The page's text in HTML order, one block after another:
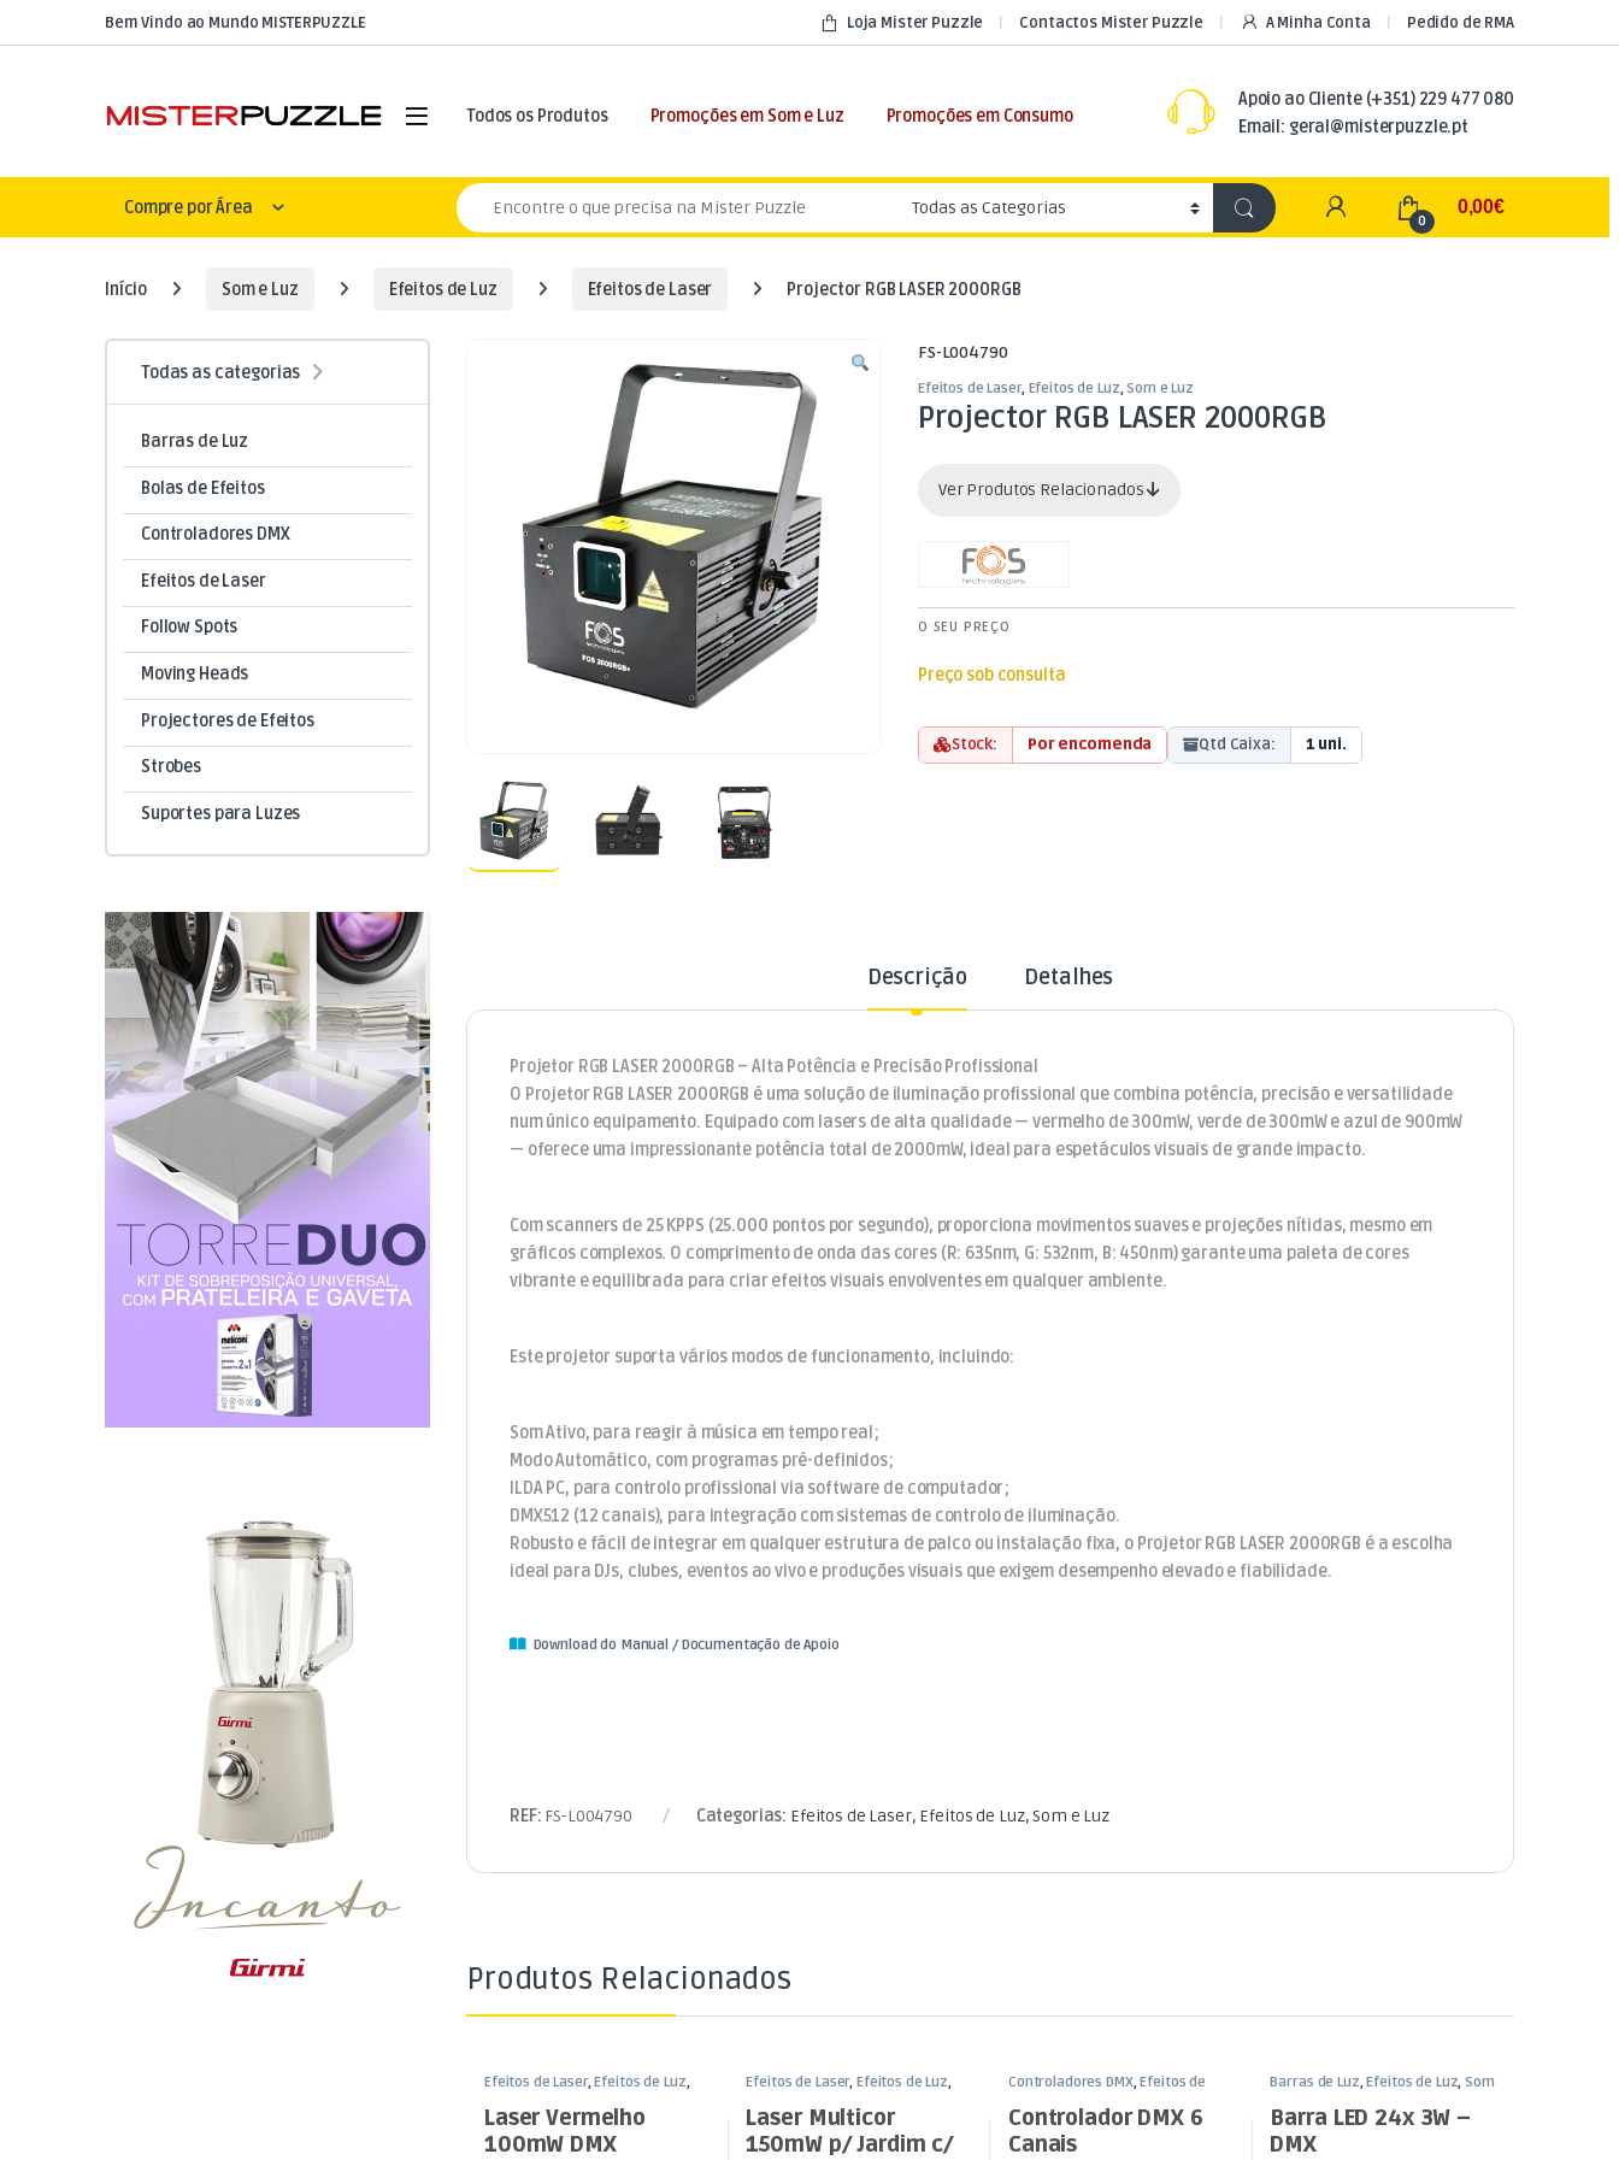
Skip to navigation
Skip to contentBem Vindo ao Mundo MISTERPUZZLE Loja Mister Puzzle Contactos Mister Puzzle A Minha Conta Pedido de RMA
Open Todos os Produtos Promoções em Som e Luz Promoções em Consumo
Apoio ao Cliente(+351) 229 477 080
Email: geral@misterpuzzle.pt
Compre por Área
Search for:
My Account
0
0,00€
Início Som e Luz Efeitos de Luz Efeitos de Laser Projector RGB LASER 2000RGB
FS-L004790
Efeitos de Laser, Efeitos de Luz,Som e Luz
Projector RGB LASER 2000RGB
Ver Produtos Relacionados
O SEU PREÇO
Preço sob consulta
Stock: Por encomenda Qtd Caixa: 1 uni.
Descrição Detalhes
Projetor RGB LASER 2000RGB – Alta Potência e Precisão Profissional
O Projetor RGB LASER 2000RGB é uma solução de iluminação profissional que combina potência, precisão e versatilidade
num único equipamento. Equipado com lasers de alta qualidade — vermelho de 300mW, verde de 300mW e azul de 900mW
— oferece uma impressionante potência total de 2000mW, ideal para espetáculos visuais de grande impacto.
Com scanners de 25 KPPS (25.000 pontos por segundo), proporciona movimentos suaves e projeções nítidas, mesmo em
gráficos complexos. O comprimento de onda das cores (R: 635nm, G: 532nm, B: 450nm) garante uma paleta de cores
vibrante e equilibrada para criar efeitos visuais envolventes em qualquer ambiente.
Este projetor suporta vários modos de funcionamento, incluindo:
Som Ativo, para reagir à música em tempo real;
Modo Automático, com programas pré-definidos;
ILDA PC, para controlo profissional via software de computador;
DMX512 (12 canais), para integração com sistemas de controlo de iluminação.
Robusto e fácil de integrar em qualquer estrutura de palco ou instalação fixa, o Projetor RGB LASER 2000RGB é a escolha
ideal para DJs, clubes, eventos ao vivo e produções visuais que exigem desempenho elevado e fiabilidade.
Download do Manual / Documentação de Apoio
REF: FS-L004790 Categorias: Efeitos de Laser, Efeitos de Luz,Som e Luz
Produtos Relacionados
Efeitos de Laser,Efeitos de Luz,
Laser Vermelho
100mW DMX
Efeitos de Laser, Efeitos de Luz,
Laser Multicor
150mW p/ Jardim c/
Controladores DMX,Efeitos de
Controlador DMX 6
Canais
Barras de Luz,Efeitos de Luz,Som
Barra LED 24x 3W –
DMX
Todas as categorias
Barras de Luz
Bolas de Efeitos
Controladores DMX
Efeitos de Laser
Follow Spots
Moving Heads
Projectores de Efeitos
Strobes
Suportes para Luzes